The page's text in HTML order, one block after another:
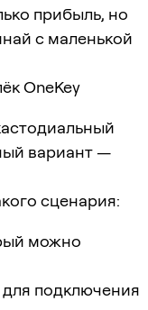
прибыль, но
с маленькой
OneKey
вариант —
сценария:
можно
для подключения